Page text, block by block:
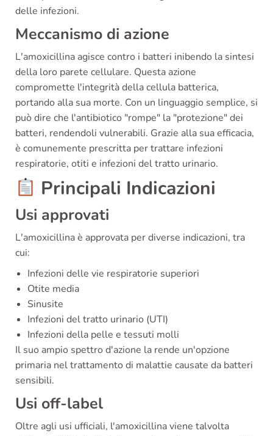
delle infezioni.
Meccanismo di azione
L'amoxicillina agisce contro i batteri inibendo la sintesi
della loro parete cellulare. Questa azione
compromette l'integrità della cellula batterica,
portando alla sua morte. Con un linguaggio semplice, si
può dire che l'antibiotico "rompe" la "protezione" dei
batteri, rendendoli vulnerabili. Grazie alla sua efficacia,
è comunemente prescritta per trattare infezioni
respiratorie, otiti e infezioni del tratto urinario.
Principali Indicazioni
Usi approvati
L'amoxicillina è approvata per diverse indicazioni, tra
cui:
Infezioni delle vie respiratorie superiori
Otite media
Sinusite
Infezioni del tratto urinario (UTI)
Infezioni della pelle e tessuti molli
Il suo ampio spettro d'azione la rende un'opzione
primaria nel trattamento di malattie causate da batteri
sensibili.
Usi off-label
Oltre agli usi ufficiali, l'amoxicillina viene talvolta